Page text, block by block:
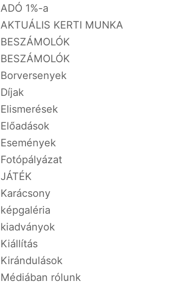
ADÓ 1%-a
AKTUÁLIS KERTI MUNKA
BESZÁMOLÓK
BESZÁMOLÓK
Borversenyek
Díjak
Elismerések
Előadások
Események
Fotópályázat
JÁTÉK
Karácsony
képgaléria
kiadványok
Kiállítás
Kirándulások
Médiában rólunk